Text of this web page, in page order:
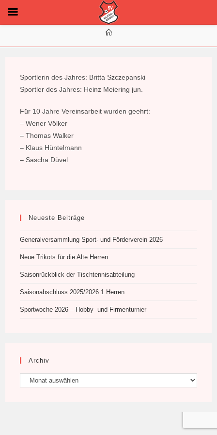
Sportlerin des Jahres: Britta Szczepanski
Sportler des Jahres: Heinz Meiering jun.
Für 10 Jahre Vereinsarbeit wurden geehrt:
– Wener Völker
– Thomas Walker
– Klaus Hüntelmann
– Sascha Düvel
Neueste Beiträge
Generalversammlung Sport- und Förderverein 2026
Neue Trikots für die Alte Herren
Saisonrückblick der Tischtennisabteilung
Saisonabschluss 2025/2026 1.Herren
Sportwoche 2026 – Hobby- und Firmenturnier
Archiv
Archiv